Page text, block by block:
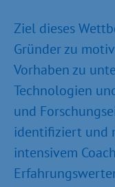
Ziel dieses
Gründer zu
Vorhaben zu
Technologien
und
identifiziert und
intensivem